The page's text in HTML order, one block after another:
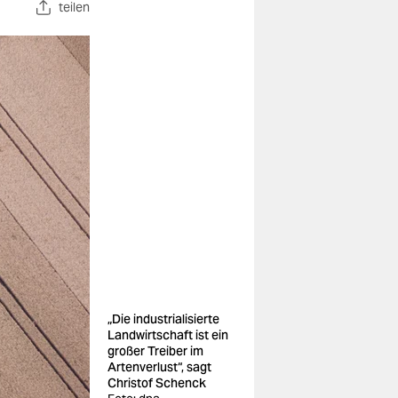
teilen
„Die industrialisierte
Landwirtschaft ist ein
großer Treiber im
Artenverlust“, sagt
Christof Schenck